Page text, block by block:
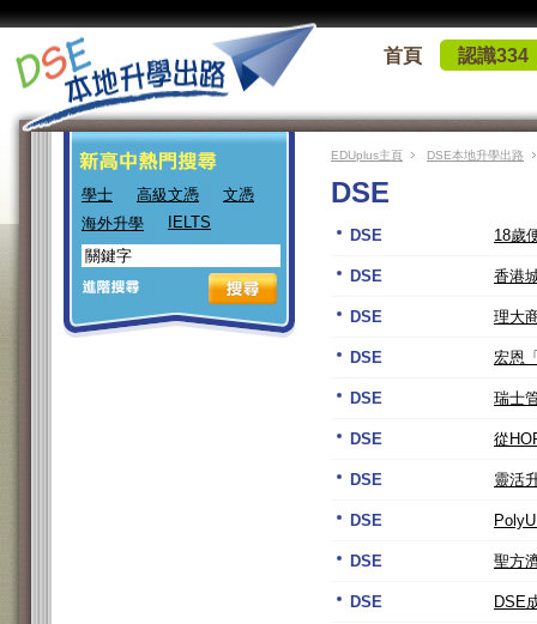
首頁 認識334
學士 高級文憑
文憑
海外升學
IELTS
EDUplus主頁 DSE本地升學出路
DSE
DSE 18歲
DSE 香港
DSE 理大
DSE 宏恩
DSE 瑞士
DSE 從
DSE 靈活
DSE
DSE 聖方
DSE DSE